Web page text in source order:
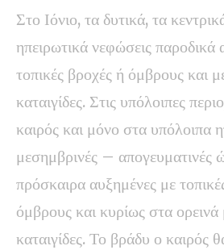
Στο Ιόνιο, τα δυτικά, τα
ηπειρωτικά νεφώσεις παροδικά
τοπικές βροχές ή όμβρους και
καταιγίδες. Στις υπόλοιπες
καιρός και μόνο στα υπόλοιπα
μεσημβρινές – απογευματινές
πρόσκαιρα αυξημένες με
όμβρους και κυρίως στα
καταιγίδες. Το βράδυ ο καιρός